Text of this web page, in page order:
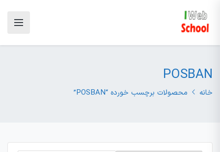
POSBAN
خانه محصولات برچسب خورده “POSBAN”